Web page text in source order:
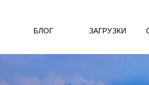
БЛОГ ЗАГРУЗКИ